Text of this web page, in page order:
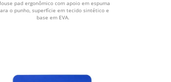
pad ergonômico com apoio em espuma
o punho, superfície em tecido sintético e
base em EVA.